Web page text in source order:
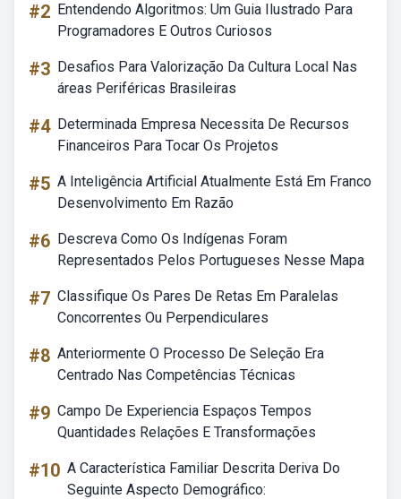
#2 Entendendo Algoritmos: Um Guia Ilustrado Para
Programadores E Outros Curiosos
#3 Desafios Para Valorização Da Cultura Local Nas
áreas Periféricas Brasileiras
#4 Determinada Empresa Necessita De Recursos
Financeiros Para Tocar Os Projetos
#5 A Inteligência Artificial Atualmente Está Em Franco
Desenvolvimento Em Razão
#6 Descreva Como Os Indígenas Foram
Representados Pelos Portugueses Nesse Mapa
#7 Classifique Os Pares De Retas Em Paralelas
Concorrentes Ou Perpendiculares
#8 Anteriormente O Processo De Seleção Era
Centrado Nas Competências Técnicas
#9 Campo De Experiencia Espaços Tempos
Quantidades Relações E Transformações
#10 A Característica Familiar Descrita Deriva Do
Seguinte Aspecto Demográfico: